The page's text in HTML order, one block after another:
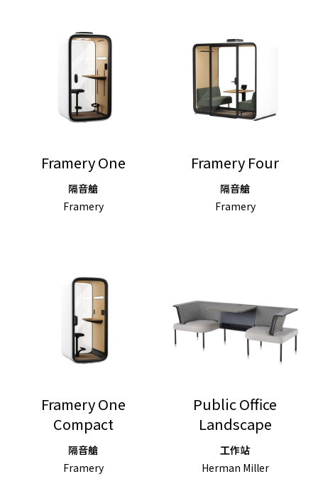
Framery One
隔音艙
Framery
Framery Four
隔音艙
Framery
Framery One
Compact
隔音艙
Framery
Public Office
Landscape
工作站
Herman Miller